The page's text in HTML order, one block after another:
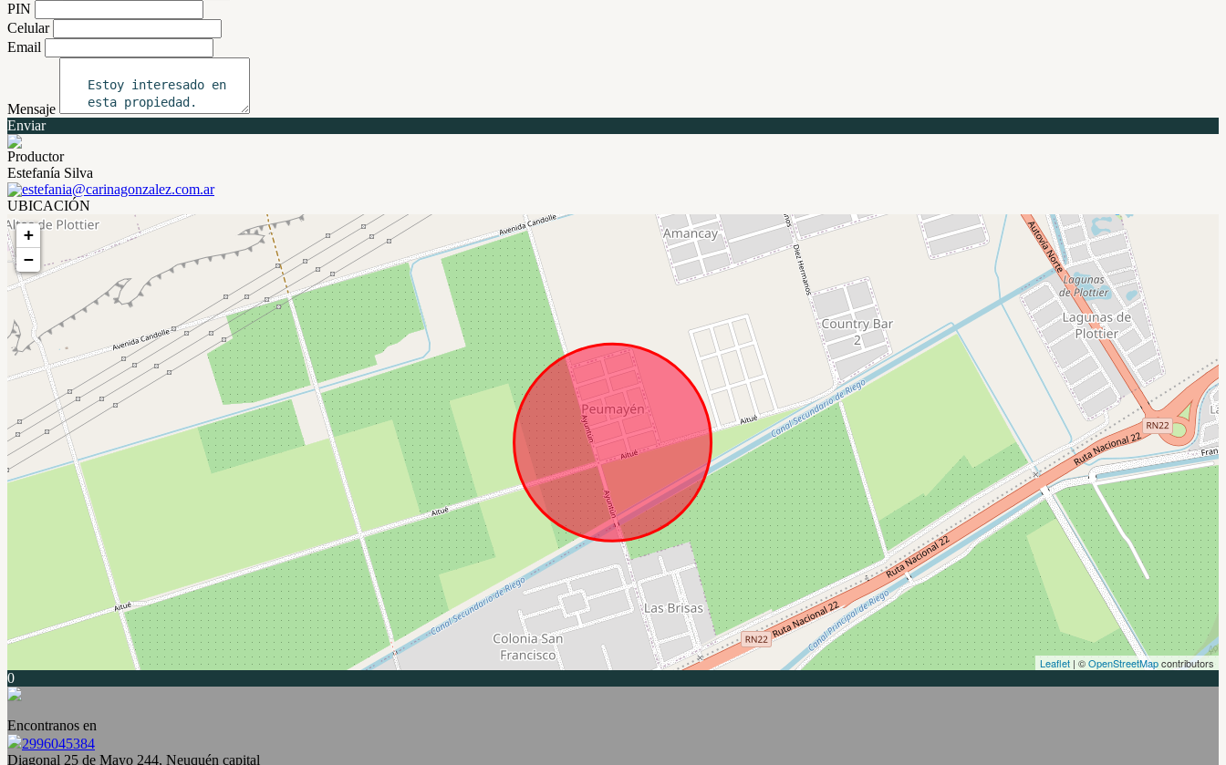
PIN
Celular
Email
Mensaje
Enviar
Productor
Estefanía Silva
estefania@carinagonzalez.com.ar
UBICACIÓN
+
−
Leaflet | ©OpenStreetMapcontributors
0
Encontranos en
2996045384
Diagonal 25 de Mayo 244, Neuquén capital